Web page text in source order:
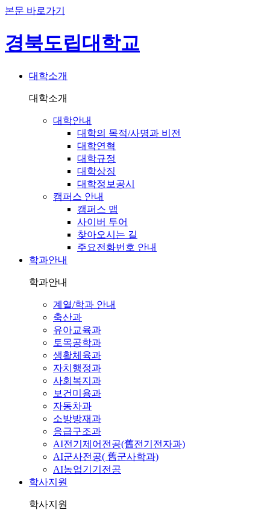
본문 바로가기
경북도립대학교
대학소개
대학소개
대학안내
대학의 목적/사명과 비전
대학연혁
대학규정
대학상징
대학정보공시
캠퍼스 안내
캠퍼스 맵
사이버 투어
찾아오시는 길
주요전화번호 안내
학과안내
학과안내
계열/학과 안내
축산과
유아교육과
토목공학과
생활체육과
자치행정과
사회복지과
보건미용과
자동차과
소방방재과
응급구조과
AI전기제어전공(舊전기전자과)
AI군사전공( 舊군사학과)
AI농업기기전공
학사지원
학사지원